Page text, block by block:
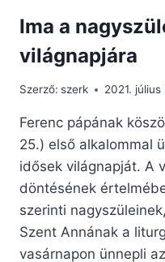
Ima a
világnapjára
Szerző: szerk 2021. július
Ferenc pápának
25.) első alkalommal
idősek világnapját. A
döntésének
szerinti
Szent Annának a
vasárnapon ünnepli